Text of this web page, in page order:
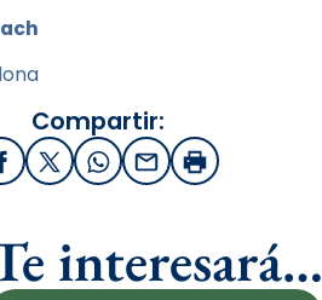
Compartir:
FacebookX / Twitter
WhatsApp
EmailImprimir
interesará…